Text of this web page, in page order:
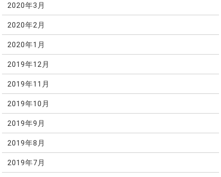
2020年3月
2020年2月
2020年1月
2019年12月
2019年11月
2019年10月
2019年9月
2019年8月
2019年7月